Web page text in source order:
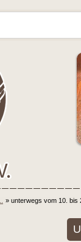
» unterwegs vom 10. bis